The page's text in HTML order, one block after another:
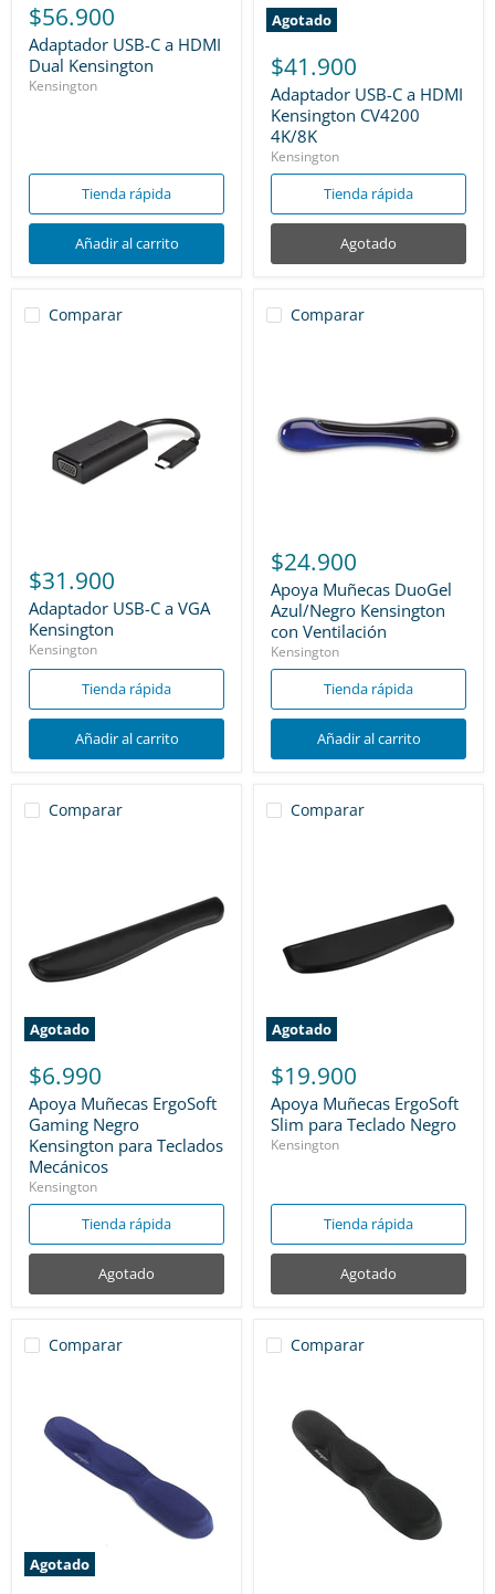
$56.900
Adaptador USB-C a HDMI
Dual Kensington
Kensington
Tienda rápida
Añadir al carrito
Agotado
$41.900
Adaptador USB-C a HDMI
Kensington CV4200
4K/8K
Kensington
Tienda rápida
Agotado
Comparar
$31.900
Adaptador USB-C a VGA
Kensington
Kensington
Tienda rápida
Añadir al carrito
Comparar
$24.900
Apoya Muñecas DuoGel
Azul/Negro Kensington
con Ventilación
Kensington
Tienda rápida
Añadir al carrito
Comparar
Agotado
$6.990
Apoya Muñecas ErgoSoft
Gaming Negro
Kensington para Teclados
Mecánicos
Kensington
Tienda rápida
Agotado
Comparar
Agotado
$19.900
Apoya Muñecas ErgoSoft
Slim para Teclado Negro
Kensington
Tienda rápida
Agotado
Comparar
Agotado
Comparar